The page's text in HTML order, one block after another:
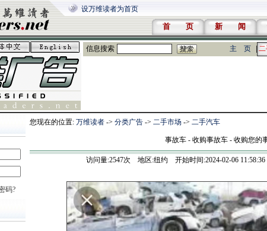
设万维读者为首页
首 页 新 闻
信息搜索 主 页 二
您现在的位置: 万维读者 -> 分类广告 -> 二手市场 -> 二手汽车
事故车 - 收购事故车 - 收购您的
访问量:2547次 地区:纽约 开始时间:2024-02-06 11:58:36